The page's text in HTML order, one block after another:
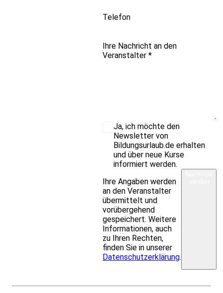
Telefon
Ihre Nachricht an den
Veranstalter *
Ja, ich möchte den
Newsletter von
Bildungsurlaub.de erhalten
und über neue Kurse
informiert werden.
Ihre Angaben werden
an den Veranstalter
übermittelt und
vorübergehend
gespeichert. Weitere
Informationen, auch
zu Ihren Rechten,
finden Sie in unserer
Datenschutzerklärung.